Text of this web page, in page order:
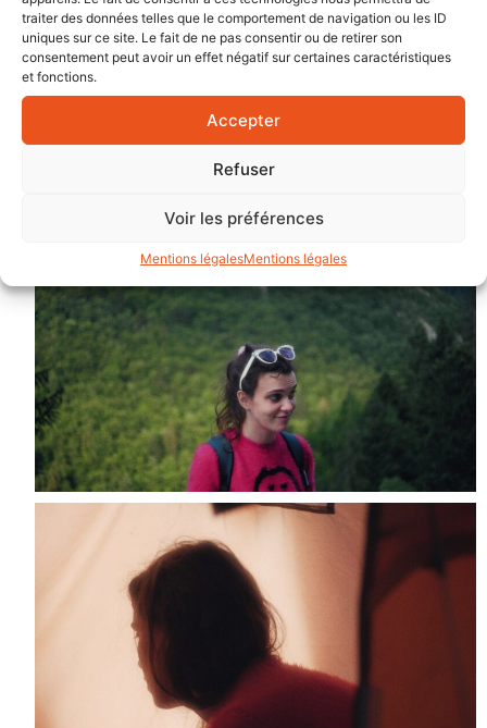
traiter des données telles que le comportement de navigation ou les ID
uniques sur ce site. Le fait de ne pas consentir ou de retirer son
consentement peut avoir un effet négatif sur certaines caractéristiques
et fonctions.
Accepter
Refuser
Voir les préférences
Mentions légalesMentions légales